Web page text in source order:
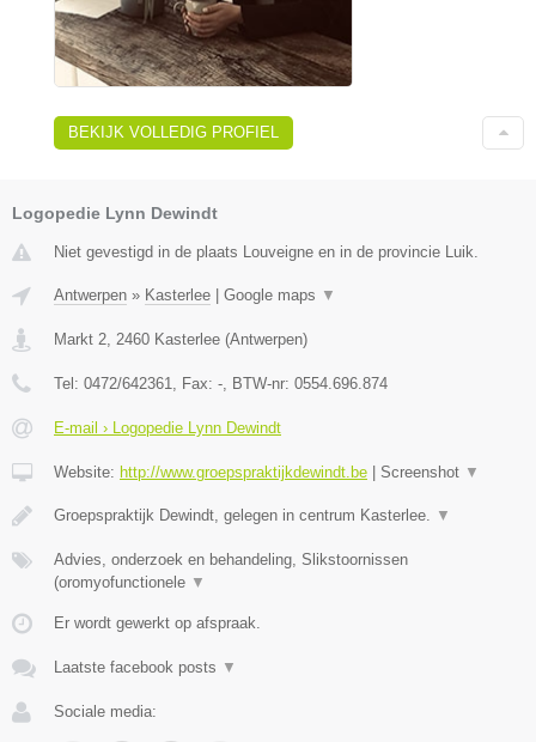
BEKIJK VOLLEDIG PROFIEL
Logopedie Lynn Dewindt
Niet gevestigd in de plaats Louveigne en in de provincie Luik.
Antwerpen » Kasterlee Google maps ▼
Markt 2, 2460 Kasterlee (Antwerpen)
Tel: 0472/642361, Fax: -, BTW-nr: 0554.696.874
E-mail › Logopedie Lynn Dewindt
Website: http://www.groepspraktijkdewindt.be Screenshot ▼
Groepspraktijk Dewindt, gelegen in centrum Kasterlee. ▼
Advies, onderzoek en behandeling, Slikstoornissen
(oromyofunctionele ▼
Er wordt gewerkt op afspraak.
Laatste facebook posts ▼
Sociale media: